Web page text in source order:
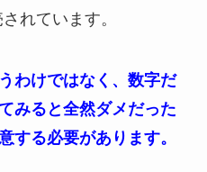
れています。
わけではなく、数字だ
みると全然ダメだった
する必要があります。